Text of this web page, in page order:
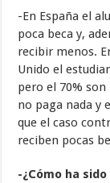
-En España el
poca beca y,
recibir menos.
Unido el
pero el 70%
no paga nada y
que el caso
reciben pocas
-¿Cómo ha